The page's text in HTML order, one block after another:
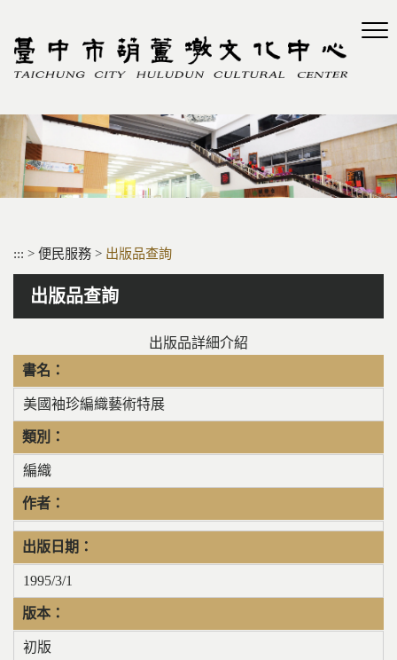
區
::: > 便民服務 > 出版品查詢
出版品查詢
出版品詳細介紹
書名：
美國袖珍編織藝術特展
類別：
編織
作者：
出版日期：
1995/3/1
版本：
初版